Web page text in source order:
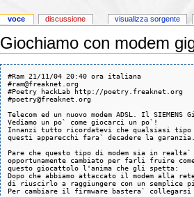
Giochiamo con modem
#Ram 21/11/04 20:40 ora italiana
#ram@freaknet.org
#Poetry hackLab http://poetry.freaknet.org
#poetry@freaknet.org
Telecom ed un nuovo modem ADSL. Il SIEMENS
Vediamo un po` come giocarci un po`!
Innanzi tutto ricordatevi che qualsiasi tipo
questi apparecchi fara` decadere la
Pare che questo tipo di modem sia in realta`
opportunamente cambiato per farli fruire
questo giocattolo l'anima che gli spetta:
Dopo che abbiamo attaccato il modem alla
di riuscirlo a raggiungere con un
voce discussione visualizza sorgente